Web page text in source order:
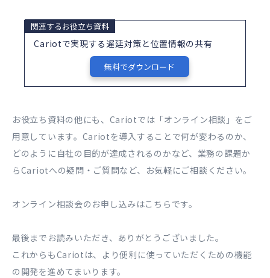
関連するお役立ち資料
Cariotで実現する遅延対策と位置情報の共有
無料でダウンロード
お役立ち資料の他にも、Cariotでは「オンライン相談」をご
用意しています。Cariotを導入することで何が変わるのか、
どのように自社の目的が達成されるのかなど、業務の課題か
らCariotへの疑問・ご質問など、お気軽にご相談ください。
オンライン相談会のお申し込みはこちらです。
最後までお読みいただき、ありがとうございました。
これからもCariotは、より便利に使っていただくための機能
の開発を進めてまいります。